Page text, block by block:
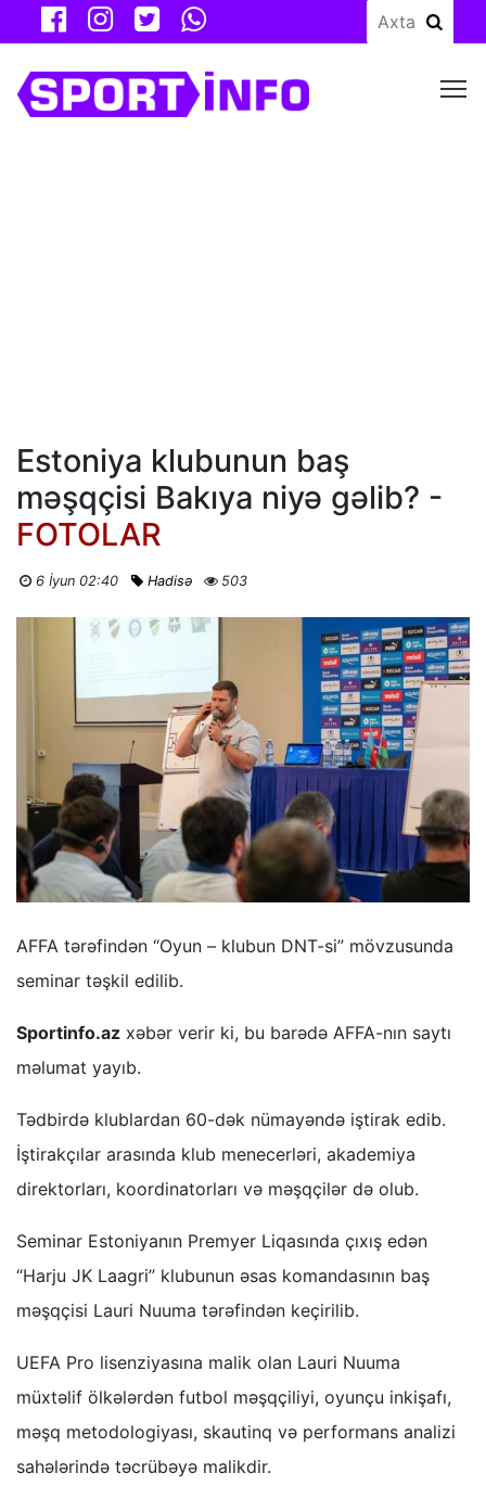
Estoniya klubunun baş
məşqçisi Bakıya niyə gəlib? -
FOTOLAR
6 İyun 02:40 Hadisə 503
AFFA tərəfindən “Oyun – klubun DNT-si” mövzusunda
seminar təşkil edilib.
Sportinfo.az xəbər verir ki, bu barədə AFFA-nın saytı
məlumat yayıb.
Tədbirdə klublardan 60-dək nümayəndə iştirak edib.
İştirakçılar arasında klub menecerləri, akademiya
direktorları, koordinatorları və məşqçilər də olub.
Seminar Estoniyanın Premyer Liqasında çıxış edən
“Harju JK Laagri” klubunun əsas komandasının baş
məşqçisi Lauri Nuuma tərəfindən keçirilib.
UEFA Pro lisenziyasına malik olan Lauri Nuuma
müxtəlif ölkələrdən futbol məşqçiliyi, oyunçu inkişafı,
məşq metodologiyası, skautinq və performans analizi
sahələrində təcrübəyə malikdir.